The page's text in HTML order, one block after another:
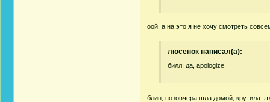
оой. а на это я не хочу смотреть
люсёнок написал(а):
билл: да, apologize.
блин, позовчера шла домой, крутила